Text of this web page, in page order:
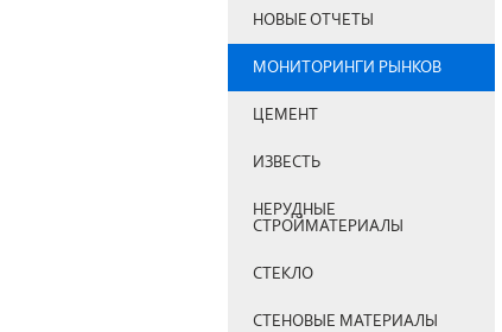
НОВЫЕ ОТЧЕТЫ
МОНИТОРИНГИ РЫНКОВ
ЦЕМЕНТ
ИЗВЕСТЬ
НЕРУДНЫЕ
СТРОЙМАТЕРИАЛЫ
СТЕКЛО
СТЕНОВЫЕ МАТЕРИАЛЫ